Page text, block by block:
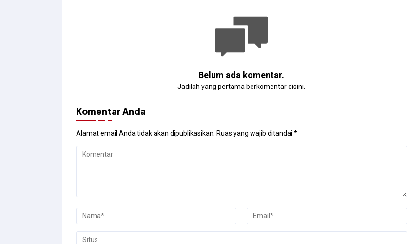
Belum ada komentar.
Jadilah yang pertama berkomentar disini.
Komentar Anda
Alamat email Anda tidak akan dipublikasikan. Ruas yang wajib ditandai *